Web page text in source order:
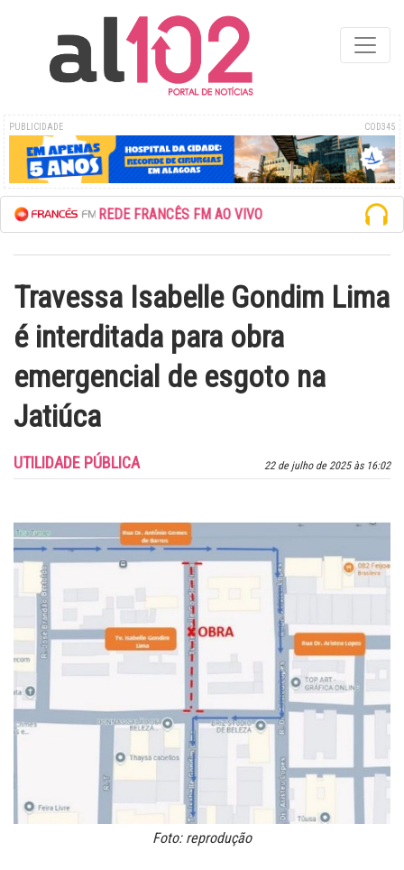
PUBLICIDADE COD345
ESCUTE A REDE FRANCÊS FM AO VIVO
Travessa Isabelle Gondim Lima
é interditada para obra
emergencial de esgoto na
Jatiúca
22 de julho de 2025 às 16:02
UTILIDADE PÚBLICA
Foto: reprodução